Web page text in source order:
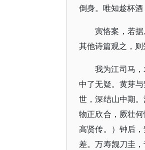
倒身。唯知趁杯
寅恪案，若
其他诗篇观之，
我为江司马
中了无疑。黄芽
世，深结山中期
物正欣合，厥壮
高贤传。）钟后
差。万寿觊刀圭